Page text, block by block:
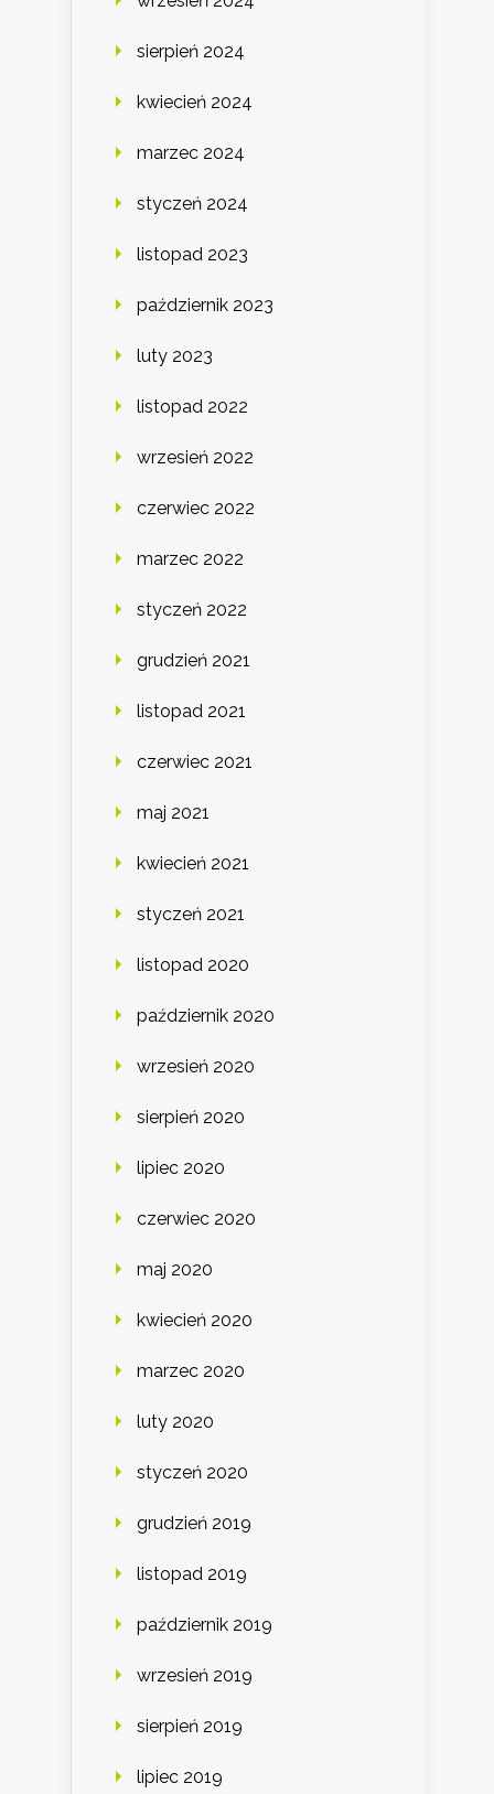
sierpień 2024
kwiecień 2024
marzec 2024
styczeń 2024
listopad 2023
październik 2023
luty 2023
listopad 2022
wrzesień 2022
czerwiec 2022
marzec 2022
styczeń 2022
grudzień 2021
listopad 2021
czerwiec 2021
maj 2021
kwiecień 2021
styczeń 2021
listopad 2020
październik 2020
wrzesień 2020
sierpień 2020
lipiec 2020
czerwiec 2020
maj 2020
kwiecień 2020
marzec 2020
luty 2020
styczeń 2020
grudzień 2019
listopad 2019
październik 2019
wrzesień 2019
sierpień 2019
lipiec 2019